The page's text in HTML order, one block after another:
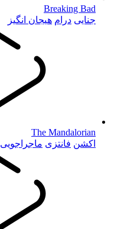
Breaking Bad
جنایی درام هیجان انگیز
The Mandalorian
اکشن فانتزی ماجراجویی